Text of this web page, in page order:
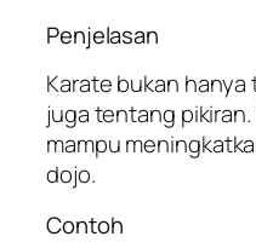
Penjelasan
Karate bukan
juga tentang
mampu
dojo.
Contoh